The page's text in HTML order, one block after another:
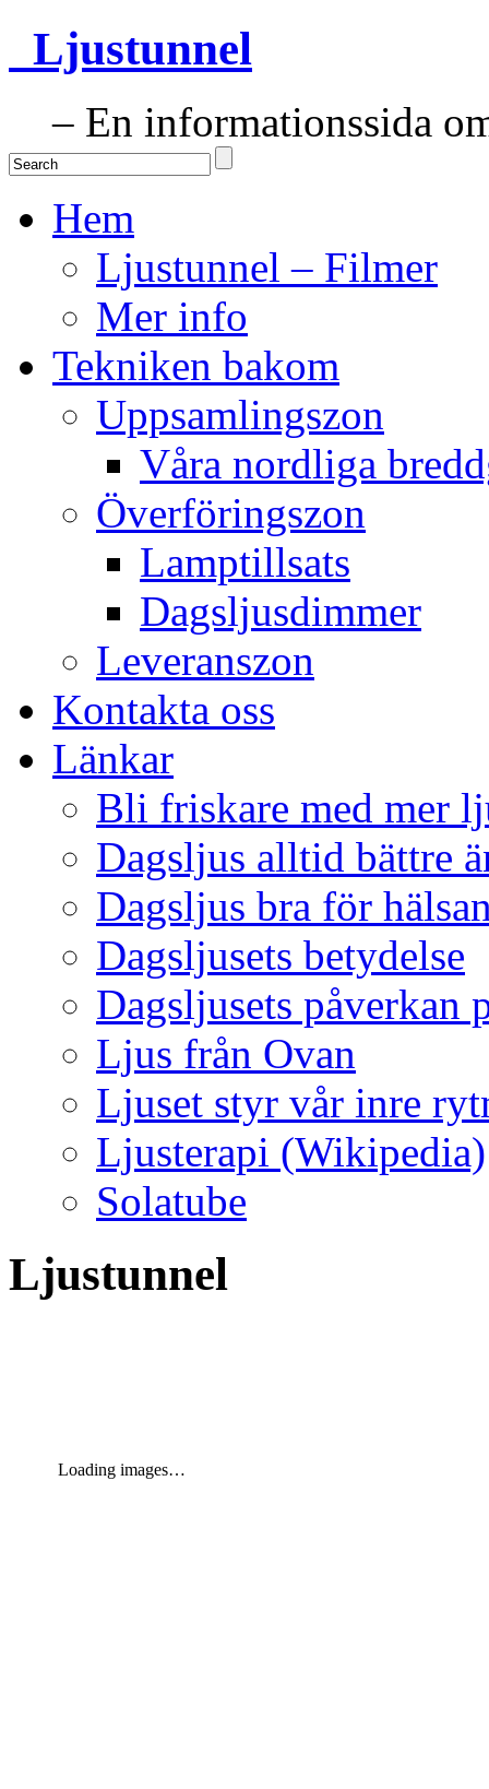
Ljustunnel
– En informationssida
Hem
Ljustunnel – Filmer
Mer info
Tekniken bakom
Uppsamlingszon
Våra nordliga
Överföringszon
Lamptillsats
Dagsljusdimmer
Leveranszon
Kontakta oss
Länkar
Bli friskare med mer
Dagsljus alltid bättre
Dagsljus bra för
Dagsljusets betydelse
Dagsljusets påverkan
Ljus från Ovan
Ljuset styr vår inre
Ljusterapi (Wikipedia)
Solatube
Ljustunnel
Loading images…